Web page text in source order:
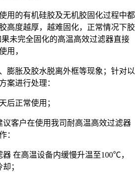
用的有机硅胶及无机胶固化过程中都
高度越厚，越难固化，正常情况下胶
未完全固化的高温高效过滤器直接
用，
膨胀及胶水脱离外框等现象；针对以
案进行处理：
后正常使用；
议客户在使用我司耐高温高效过滤器
：
在高温设备内缓慢升温至100℃，
；